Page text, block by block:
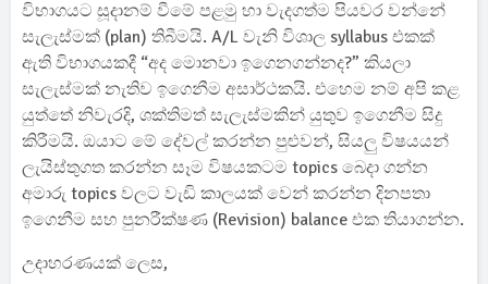
විභාගයට සූදානම් වීමේ පළමු හා වැදගත්ම පියවර වන්නේ
සැලැස්මක් (plan) තිබීමයි. A/L වැනි විශාල syllabus එකක්
ඇති විභාගයකදී “අද මොනවා ඉගෙනගන්නද?” කියලා
සැලැස්මක් නැතිව ඉගෙනීම අසාර්ථකයි. එහෙම නම් අපි කළ
යුත්තේ නිවැරදි, ශක්තිමත් සැලැස්මකින් යුතුව ඉගෙනීම සිදු
කිරීමයි. ඔයාට මේ දේවල් කරන්න පුළුවන්, සියලු විෂයයන්
ලැයිස්තුගත කරන්න සෑම විෂයකටම topics බෙදා ගන්න
අමාරු topics වලට වැඩි කාලයක් වෙන් කරන්න දිනපතා
ඉගෙනීම සහ පුනරීක්ෂණ (Revision) balance එක තියාගන්න.
උදාහරණයක් ලෙස,